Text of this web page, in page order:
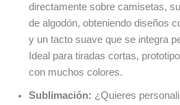
directamente sobre camisetas,
de algodón, obteniendo diseños
y un tacto suave que se integra
Ideal para tiradas cortas,
con muchos colores.
Sublimación: ¿Quieres